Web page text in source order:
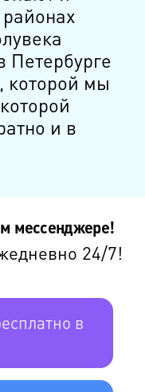
Петербурге
которой мы
и в
мессенджере!
24/7!
в